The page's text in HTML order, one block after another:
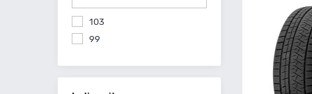
Kleber
103
99